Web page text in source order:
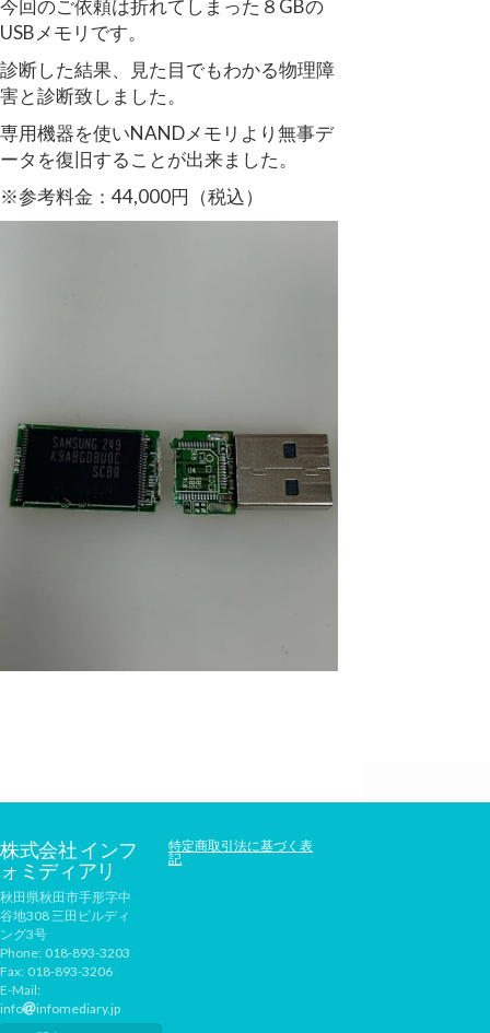
今回のご依頼は折れてしまった８GBの
USBメモリです。
診断した結果、見た目でもわかる物理障
害と診断致しました。
専用機器を使いNANDメモリより無事デ
ータを復旧することが出来ました。
※参考料金：44,000円（税込）
株式会社 インフ
ォミディアリ
秋田県秋田市手形字中
谷地308 三田ビルディ
ング3号
Phone: 018-893-3203
Fax: 018-893-3206
E-Mail:
info
infomediary.jp
特定商取引法に基づく表
記